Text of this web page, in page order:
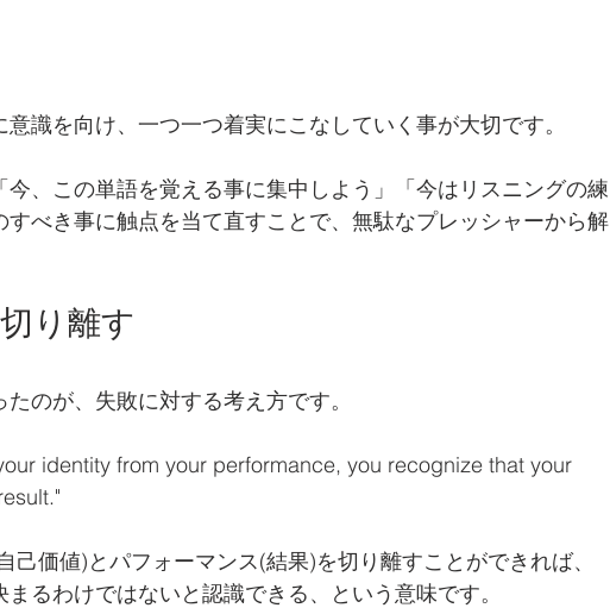
識を向け、一つ一つ着実にこなしていく事が大切です。
、この単語を覚える事に集中しよう」「今はリスニングの練
べき事に触点を当て直すことで、無駄なプレッシャーから解
り離す
のが、失敗に対する考え方です。
identity from your performance, you recognize that your
己価値)とパフォーマンス(結果)を切り離すことができれば、
るわけではないと認識できる、という意味です。